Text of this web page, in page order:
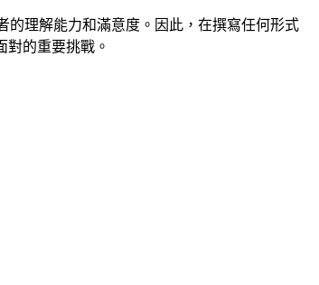
理解能力和滿意度。因此，在撰寫任何形式
的重要挑戰。